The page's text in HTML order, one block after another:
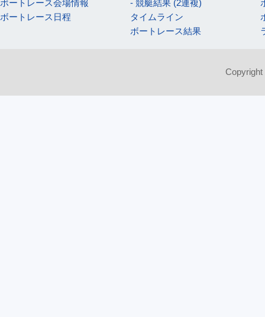
ボートレース会場情報
ボートレース日程
- 競艇結果 (2連複)
タイムライン
ボートレース結果